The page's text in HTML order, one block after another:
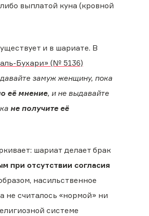
выплатой куна (кровной
и в шариате. В
Бухари» (№ 5136)
замуж женщину, пока
её мнение, и не выдавайте
не получите её
шариат делает брак
при отсутствии согласия
насильственное
не считалось «нормой» ни
системе